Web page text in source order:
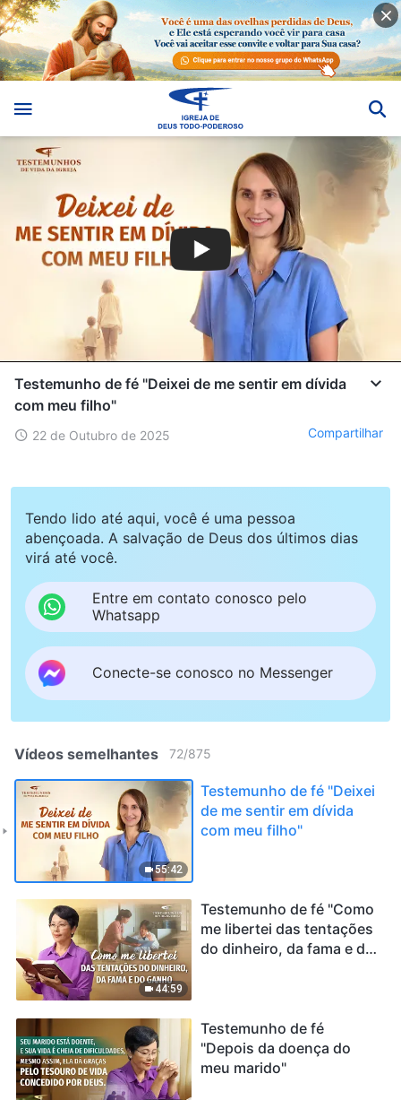
Testemunho de fé "Deixei de me sentir em dívida
com meu filho"
22 de Outubro de 2025 Compartilhar
Tendo lido até aqui, você é uma pessoa
abençoada. A salvação de Deus dos últimos dias
virá até você.
Entre em contato conosco pelo
Whatsapp
Conecte-se conosco no Messenger
Vídeos semelhantes 72/875
55:42
Testemunho de fé "Deixei
de me sentir em dívida
com meu filho"
44:59
Testemunho de fé "Como
me libertei das tentações
do dinheiro, da fama e do
Testemunho de fé
"Depois da doença do
meu marido"